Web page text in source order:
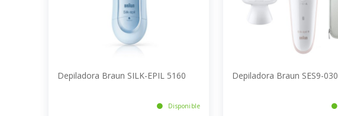
Depiladora Braun SILK-EPIL 5160
Disponible
Depiladora Braun SES9-030